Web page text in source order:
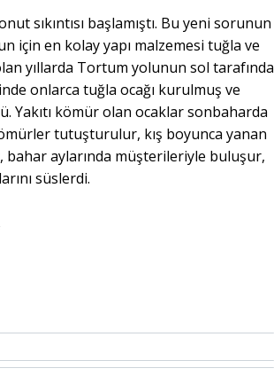
sıkıntısı başlamıştı. Bu yeni sorunun
için en kolay yapı malzemesi tuğla ve
yıllarda Tortum yolunun sol tarafında
onlarca tuğla ocağı kurulmuş ve
Yakıtı kömür olan ocaklar sonbaharda
tutuşturulur, kış boyunca yanan
aylarında müşterileriyle buluşur,
süslerdi.